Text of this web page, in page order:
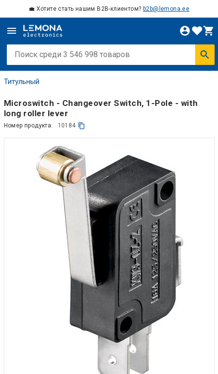
💼 Хотите стать нашим B2B-клиентом? b2b@lemona.ee
Титульный
Microswitch - Changeover Switch, 1-Pole - with
long roller lever
Номер продукта: 10184